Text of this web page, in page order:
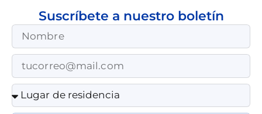
Suscríbete a nuestro boletín